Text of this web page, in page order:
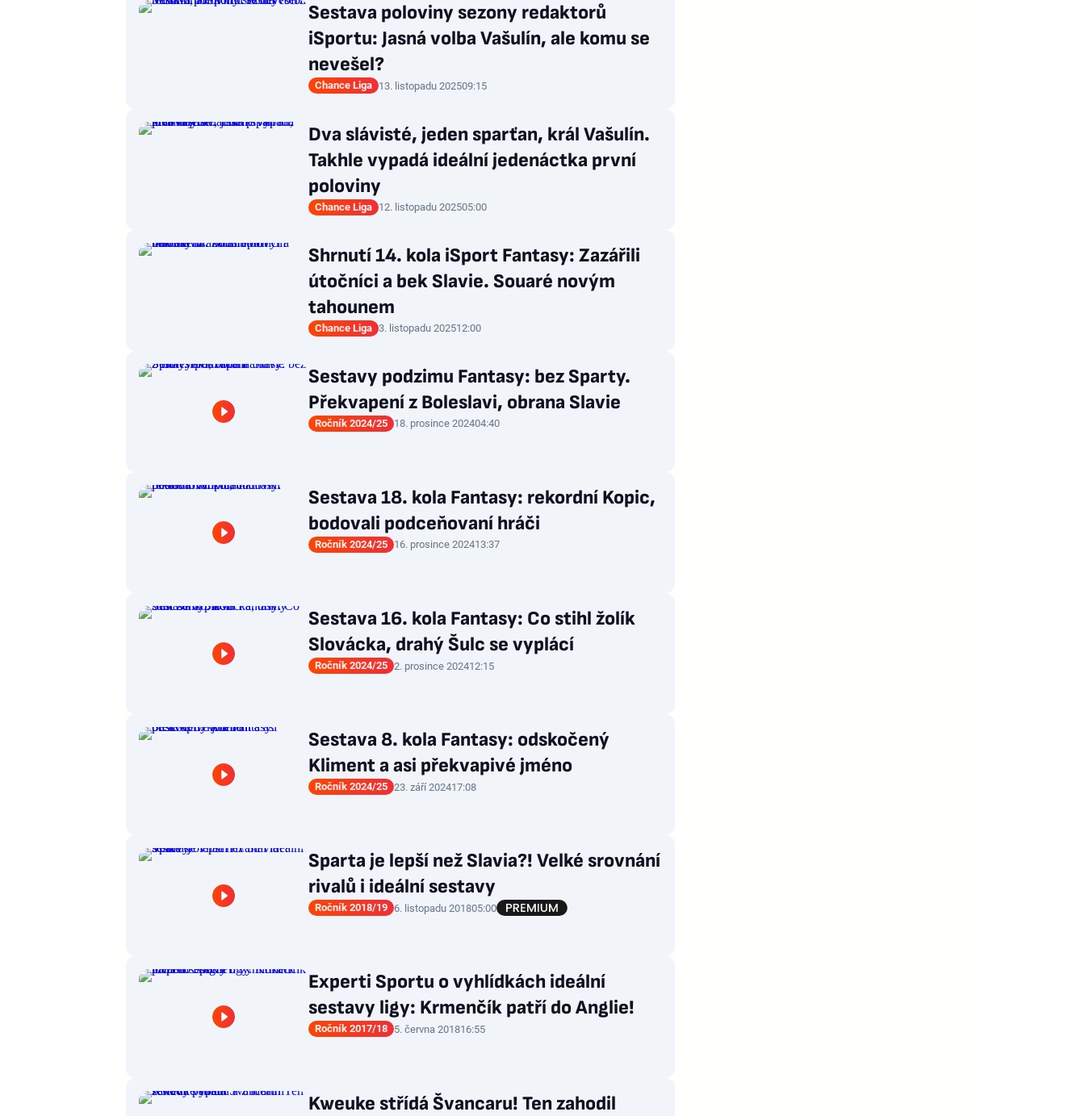
Sestava poloviny sezony redaktorů
iSportu: Jasná volba Vašulín, ale komu se
nevešel?
Chance Liga 13. listopadu 202509:15
Dva slávisté, jeden sparťan, král Vašulín.
Takhle vypadá ideální jedenáctka první
poloviny
Chance Liga 12. listopadu 202505:00
Shrnutí 14. kola iSport Fantasy: Zazářili
útočníci a bek Slavie. Souaré novým
tahounem
Chance Liga 3. listopadu 202512:00
Sestavy podzimu Fantasy: bez Sparty.
Překvapení z Boleslavi, obrana Slavie
Ročník 2024/25 18. prosince 202404:40
Sestava 18. kola Fantasy: rekordní Kopic,
bodovali podceňovaní hráči
Ročník 2024/25 16. prosince 202413:37
Sestava 16. kola Fantasy: Co stihl žolík
Slovácka, drahý Šulc se vyplácí
Ročník 2024/25 2. prosince 202412:15
Sestava 8. kola Fantasy: odskočený
Kliment a asi překvapivé jméno
Ročník 2024/25 23. září 202417:08
Sparta je lepší než Slavia?! Velké srovnání
rivalů i ideální sestavy
Ročník 2018/19 6. listopadu 201805:00
Experti Sportu o vyhlídkách ideální
sestavy ligy: Krmenčík patří do Anglie!
Ročník 2017/18 5. června 201816:55
Kweuke střídá Švancaru! Ten zahodil